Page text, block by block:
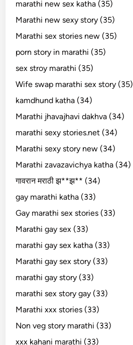
marathi new sex katha (35)
Marathi new sexy story (35)
Marathi sex stories new (35)
porn story in marathi (35)
sex stroy marathi (35)
Wife swap marathi sex story (35)
kamdhund katha (34)
Marathi jhavajhavi dakhva (34)
marathi sexy stories.net (34)
Marathi sexy story new (34)
Marathi zavazavichya katha (34)
गावरान मराठी झ**झ** (34)
gay marathi katha (33)
Gay marathi sex stories (33)
Marathi gay sex (33)
marathi gay sex katha (33)
Marathi gay sex story (33)
marathi gay story (33)
marathi sex story gay (33)
Marathi xxx stories (33)
Non veg story marathi (33)
xxx kahani marathi (33)